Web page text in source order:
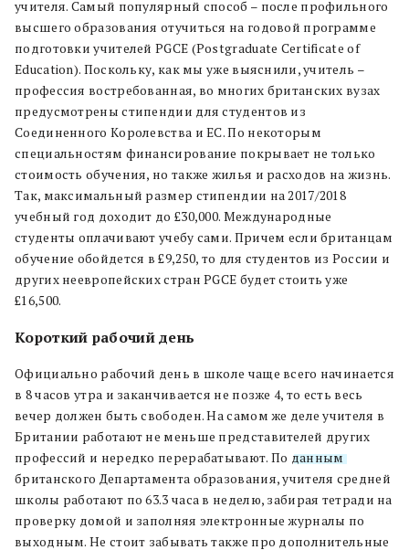
учителя. Самый популярный способ – после профильного
высшего образования отучиться на годовой программе
подготовки учителей PGCE (Postgraduate Certificate of
Education). Поскольку, как мы уже выяснили, учитель –
профессия востребованная, во многих британских вузах
предусмотрены стипендии для студентов из
Соединенного Королевства и ЕС. По некоторым
специальностям финансирование покрывает не только
стоимость обучения, но также жилья и расходов на жизнь.
Так, максимальный размер стипендии на 2017/2018
учебный год доходит до £30,000. Международные
студенты оплачивают учебу сами. Причем если британцам
обучение обойдется в £9,250, то для студентов из России и
других неевропейских стран PGCE будет стоить уже
£16,500.
Короткий рабочий день
Официально рабочий день в школе чаще всего начинается
в 8 часов утра и заканчивается не позже 4, то есть весь
вечер должен быть свободен. На самом же деле учителя в
Британии работают не меньше представителей других
профессий и нередко перерабатывают. По данным
британского Департамента образования, учителя средней
школы работают по 63.3 часа в неделю, забирая тетради на
проверку домой и заполняя электронные журналы по
выходным. Не стоит забывать также про дополнительные